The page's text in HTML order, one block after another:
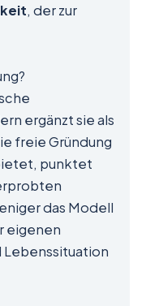
, der zur
ergänzt sie als
freie Gründung
punktet
das Modell
eigenen
Lebenssituation